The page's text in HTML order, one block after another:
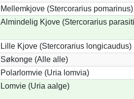
Mellemkjove (Stercorarius pomarinus)
Almindelig Kjove (Stercorarius
Lille Kjove (Stercorarius longicaudus)
Søkonge (Alle alle)
Polarlomvie (Uria lomvia)
Lomvie (Uria aalge)